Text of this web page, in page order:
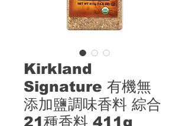
Kirkland
Signature 有機無
添加鹽調味香料 綜合
21種香料 411g